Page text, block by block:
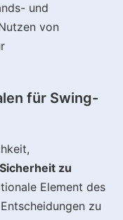
und
von
für Swing-
zu
Element des
zu